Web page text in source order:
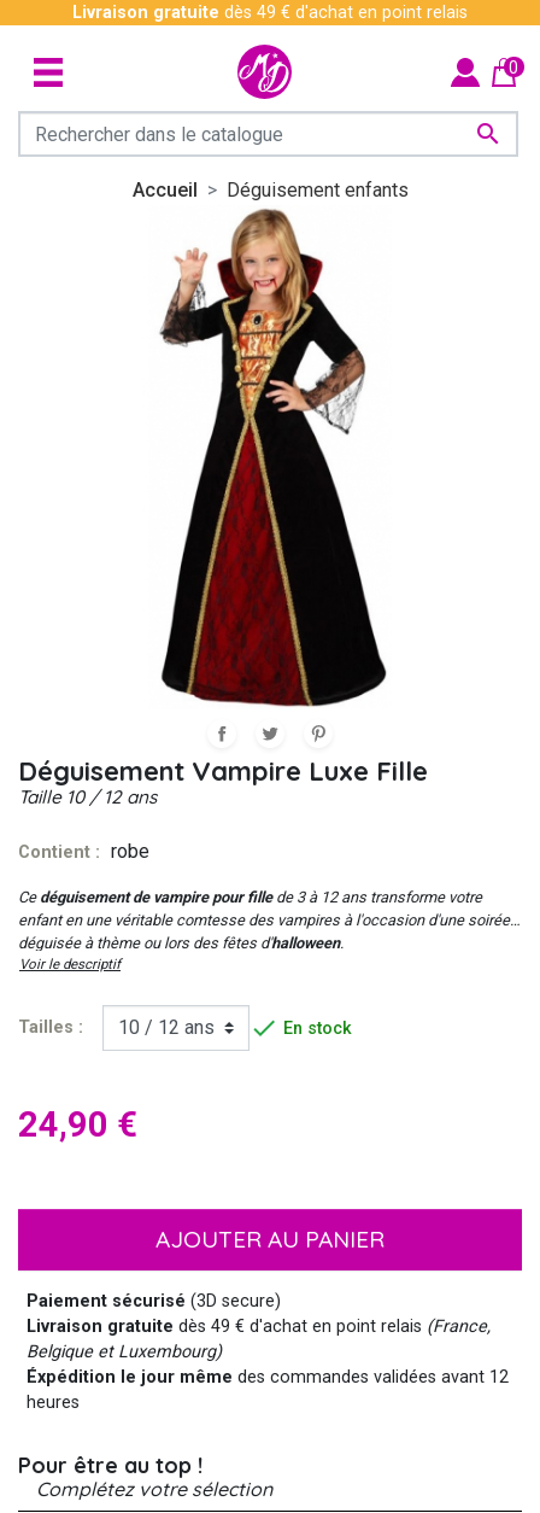
Livraison gratuite dès 49 € d'achat en point relais

0
Accueil Déguisement enfants
Déguisement Vampire Luxe Fille
Taille 10 / 12 ans
Contient : robe
Ce déguisement de vampire pour fillede 3 à 12 ans transforme votre
enfant en une véritable comtesse des vampires à l'occasion d'une soirée
déguisée à thème ou lors des fêtes d'halloween.
Voir le descriptif
Tailles :  En stock
24,90 €
AJOUTER AU PANIER
Paiement sécurisé (3D secure)
Livraison gratuite dès 49 € d'achat en point relais (France,
Belgique et Luxembourg)
Éxpédition le jour même des commandes validées avant 12
heures
Pour être au top !
Complétez votre sélection